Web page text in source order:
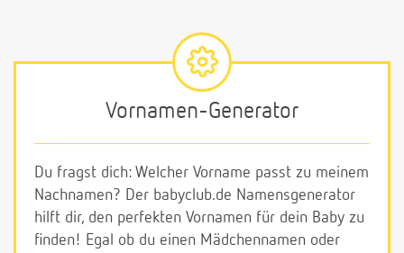
Vornamen-Generator
Du fragst dich: Welcher Vorname passt zu meinem
Nachnamen? Der babyclub.de Namensgenerator
hilft dir, den perfekten Vornamen für dein Baby zu
finden! Egal ob du einen Mädchennamen oder